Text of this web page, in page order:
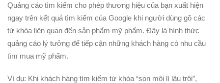
Quảng cáo tìm kiếm cho phép thương hiệu của bạn xuất hiện
ngay trên kết quả tìm kiếm của Google khi người dùng gõ các
từ khóa liên quan đến sản phẩm mỹ phẩm. Đây là hình thức
quảng cáo lý tưởng để tiếp cận những khách hàng có nhu cầu
tìm mua mỹ phẩm.
Ví dụ: Khi khách hàng tìm kiếm từ khóa “son môi lì lâu trôi”,